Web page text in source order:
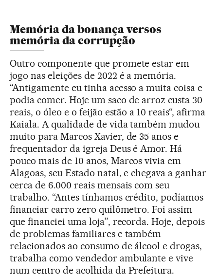
Memória da bonança versos
memória da corrupção
Outro componente que promete estar em
jogo nas eleições de 2022 é a memória.
“Antigamente eu tinha acesso a muita coisa e
podia comer. Hoje um saco de arroz custa 30
reais, o óleo e o feijão estão a 10 reais“, afirma
Kaiala. A qualidade de vida também mudou
muito para Marcos Xavier, de 35 anos e
frequentador da igreja Deus é Amor. Há
pouco mais de 10 anos, Marcos vivia em
Alagoas, seu Estado natal, e chegava a ganhar
cerca de 6.000 reais mensais com seu
trabalho. “Antes tínhamos crédito, podíamos
financiar carro zero quilômetro. Foi assim
que financiei uma loja”, recorda. Hoje, depois
de problemas familiares e também
relacionados ao consumo de álcool e drogas,
trabalha como vendedor ambulante e vive
num centro de acolhida da Prefeitura.